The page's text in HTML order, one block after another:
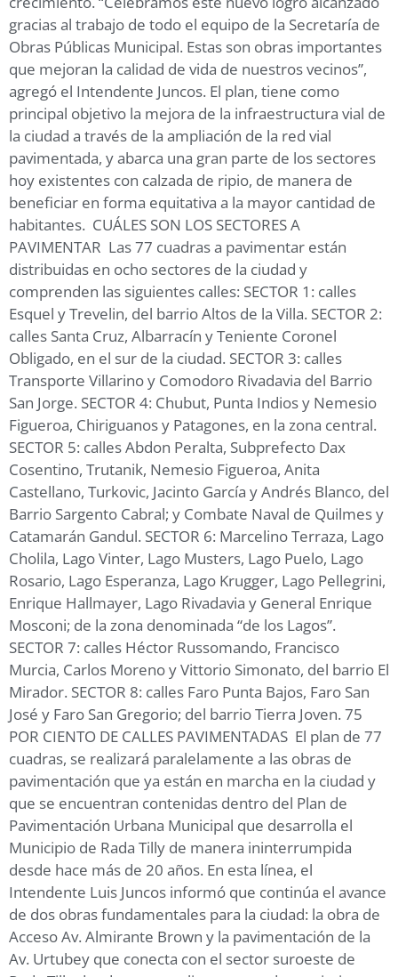
gracias al trabajo de todo el equipo de la Secretaría de
Obras Públicas Municipal. Estas son obras importantes
que mejoran la calidad de vida de nuestros vecinos”,
agregó el Intendente Juncos. El plan, tiene como
principal objetivo la mejora de la infraestructura vial de
la ciudad a través de la ampliación de la red vial
pavimentada, y abarca una gran parte de los sectores
hoy existentes con calzada de ripio, de manera de
beneficiar en forma equitativa a la mayor cantidad de
habitantes. CUÁLES SON LOS SECTORES A
PAVIMENTAR Las 77 cuadras a pavimentar están
distribuidas en ocho sectores de la ciudad y
comprenden las siguientes calles: SECTOR 1: calles
Esquel y Trevelin, del barrio Altos de la Villa. SECTOR 2:
calles Santa Cruz, Albarracín y Teniente Coronel
Obligado, en el sur de la ciudad. SECTOR 3: calles
Transporte Villarino y Comodoro Rivadavia del Barrio
San Jorge. SECTOR 4: Chubut, Punta Indios y Nemesio
Figueroa, Chiriguanos y Patagones, en la zona central.
SECTOR 5: calles Abdon Peralta, Subprefecto Dax
Cosentino, Trutanik, Nemesio Figueroa, Anita
Castellano, Turkovic, Jacinto García y Andrés Blanco, del
Barrio Sargento Cabral; y Combate Naval de Quilmes y
Catamarán Gandul. SECTOR 6: Marcelino Terraza, Lago
Cholila, Lago Vinter, Lago Musters, Lago Puelo, Lago
Rosario, Lago Esperanza, Lago Krugger, Lago Pellegrini,
Enrique Hallmayer, Lago Rivadavia y General Enrique
Mosconi; de la zona denominada “de los Lagos”.
SECTOR 7: calles Héctor Russomando, Francisco
Murcia, Carlos Moreno y Vittorio Simonato, del barrio El
Mirador. SECTOR 8: calles Faro Punta Bajos, Faro San
José y Faro San Gregorio; del barrio Tierra Joven. 75
POR CIENTO DE CALLES PAVIMENTADAS El plan de 77
cuadras, se realizará paralelamente a las obras de
pavimentación que ya están en marcha en la ciudad y
que se encuentran contenidas dentro del Plan de
Pavimentación Urbana Municipal que desarrolla el
Municipio de Rada Tilly de manera ininterrumpida
desde hace más de 20 años. En esta línea, el
Intendente Luis Juncos informó que continúa el avance
de dos obras fundamentales para la ciudad: la obra de
Acceso Av. Almirante Brown y la pavimentación de la
Av. Urtubey que conecta con el sector suroeste de